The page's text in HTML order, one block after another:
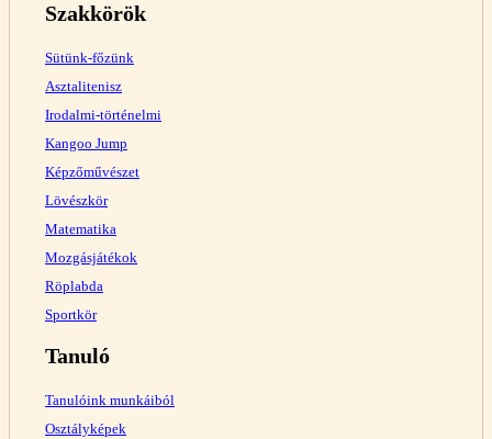
Szakkörök
Sütünk-főzünk
Asztalitenisz
Irodalmi-történelmi
Kangoo Jump
Képzőművészet
Lövészkör
Matematika
Mozgásjátékok
Röplabda
Sportkör
Tanuló
Tanulóink munkáiból
Osztályképek